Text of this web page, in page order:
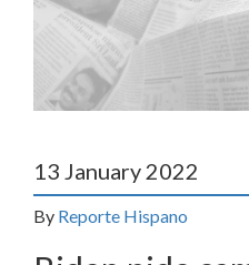
13 January 2022
By Reporte Hispano